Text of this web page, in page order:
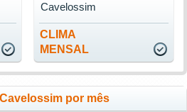
CLIMA
MENSAL
Cavelossim
por mês